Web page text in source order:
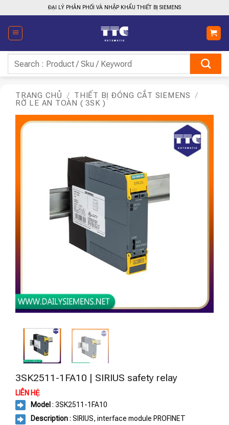
qua
nội
dung
ĐẠI LÝ PHÂN PHỐI VÀ NHẬP KHẨU THIẾT BỊ SIEMENS
kiếm:
TRANG CHỦ / THIẾT BỊ ĐÓNG CẮT SIEMENS
/
RỜ LE AN TOÀN ( 3SK )
3SK2511-1FA10 | SIRIUS safety relay
LIÊN HỆ
Model : 3SK2511-1FA10
Description: SIRIUS, interface module PROFINET